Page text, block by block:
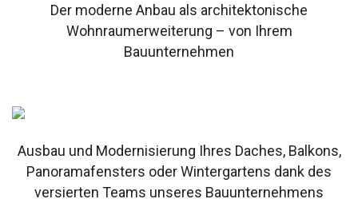
Der moderne Anbau als architektonische
Wohnraumerweiterung – von Ihrem
Bauunternehmen
Ausbau und Modernisierung Ihres Daches, Balkons,
Panoramafensters oder Wintergartens dank des
versierten Teams unseres Bauunternehmens